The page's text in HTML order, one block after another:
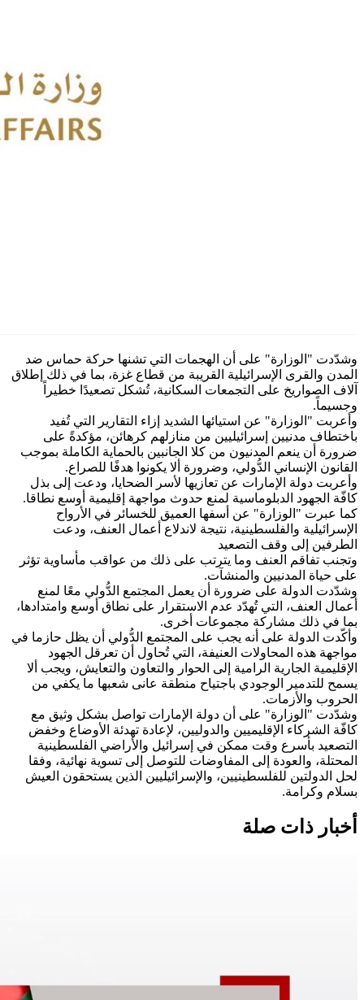
وشدّدت "الوزارة" على أن الهجمات التي تشنها حركة حماس ضد
المدن والقرى الإسرائيلية القريبة من قطاع غزة، بما في ذلك إطلاق
آلاف الصواريخ على التجمعات السكانية، تُشكل تصعيدًا خطيراً
وجسيماً.
وأعربت "الوزارة" عن استيائها الشديد إزاء التقارير التي تُفيد
باختطاف مدنيين إسرائيليين من منازلهم كرهائن، مؤكدةً على
ضرورة أن ينعم المدنيون من كلا الجانبين بالحماية الكاملة بموجب
القانون الإنساني الدُّولي، وضرورة ألا يكونوا هدفًا للصراع.
وأعربت دولة الإمارات عن تعازيها لأسر الضحايا، ودعت إلى بذل
كافّة الجهود الدبلوماسية لمنع حدوث مواجهة إقليمية أوسع نطاقا.
كما عبرت "الوزارة" عن أسفها العميق للخسائر في الأرواح
الإسرائيلية والفلسطينية، نتيجة لاندلاع أعمال العنف، ودعت
الطرفين إلى وقف التصعيد
وتجنب تفاقم العنف وما يترتب على ذلك من عواقب مأساوية تؤثر
على حياة المدنيين والمنشآت.
وشدّدت الدولة على ضرورة أن يعمل المجتمع الدُّولي معًا لمنع
أعمال العنف، التي تُهدّد عدم الاستقرار على نطاق أوسع وامتدادها،
بما في ذلك مشاركة مجموعات أخرى.
وأكّدت الدولة على أنه يجب على المجتمع الدُّولي أن يظل حازما في
مواجهة هذه المحاولات العنيفة، التي تُحاول أن تعرقل الجهود
الإقليمية الجارية الرامية إلى الحوار والتعاون والتعايش، ويجب ألا
يسمح للتدمير الوجودي باجتياح منطقة عانى شعبها ما يكفي من
الحروب والأزمات.
وشدّدت "الوزارة" على أن دولة الإمارات تواصل بشكل وثيق مع
كافّة الشركاء الإقليميين والدوليين، لإعادة تهدئة الأوضاع وخفض
التصعيد بأسرع وقت ممكن في إسرائيل والأراضي الفلسطينية
المحتلة، والعودة إلى المفاوضات للتوصل إلى تسوية نهائية، وفقا
لحل الدولتين للفلسطينيين، والإسرائيليين الذين يستحقون العيش
بسلام وكرامة.
أخبار ذات صلة